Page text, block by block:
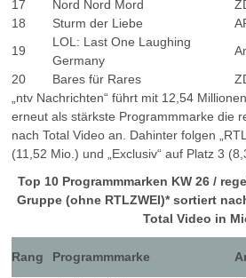
17 Nord Nord Mord
18
Sturm der Liebe
19
LOL: Last One Laughing
Germany
20
Bares für Rares
„ntv Nachrichten“ führt mit 12,54
erneut als stärkste Programmmarke die
nach Total Video an. Dahinter folgen
(11,52 Mio.) und „Exclusiv“ auf Platz 3
Top 10 Programmmarken KW 26 /
Gruppe (ohne RTLZWEI)* sortiert
Total Video in
Rang Programmmarke